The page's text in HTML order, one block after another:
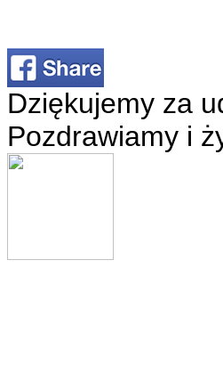
Dziękujemy za
Pozdrawiamy i